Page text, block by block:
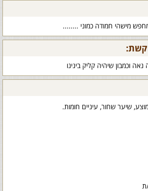
מישהי חמודה כמוני ........
וכמבון שיהיה קליק בינינו
שיער שחור, עיניים חומות.
ת